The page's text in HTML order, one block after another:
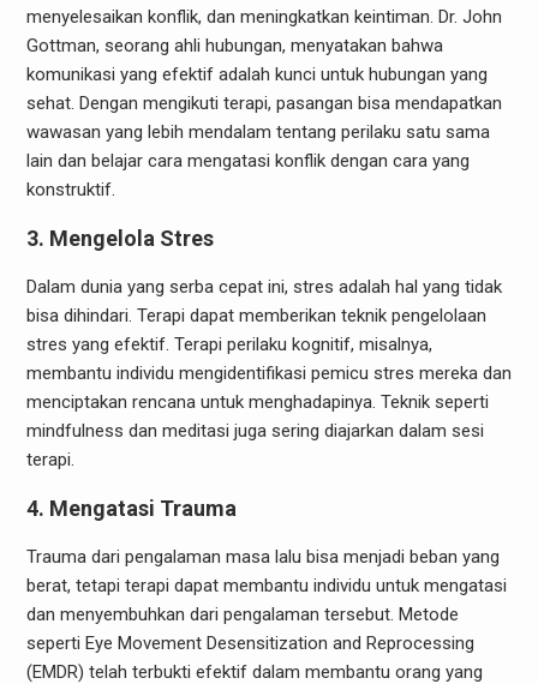
menyelesaikan konflik, dan meningkatkan keintiman. Dr. John
Gottman, seorang ahli hubungan, menyatakan bahwa
komunikasi yang efektif adalah kunci untuk hubungan yang
sehat. Dengan mengikuti terapi, pasangan bisa mendapatkan
wawasan yang lebih mendalam tentang perilaku satu sama
lain dan belajar cara mengatasi konflik dengan cara yang
konstruktif.
3. Mengelola Stres
Dalam dunia yang serba cepat ini, stres adalah hal yang tidak
bisa dihindari. Terapi dapat memberikan teknik pengelolaan
stres yang efektif. Terapi perilaku kognitif, misalnya,
membantu individu mengidentifikasi pemicu stres mereka dan
menciptakan rencana untuk menghadapinya. Teknik seperti
mindfulness dan meditasi juga sering diajarkan dalam sesi
terapi.
4. Mengatasi Trauma
Trauma dari pengalaman masa lalu bisa menjadi beban yang
berat, tetapi terapi dapat membantu individu untuk mengatasi
dan menyembuhkan dari pengalaman tersebut. Metode
seperti Eye Movement Desensitization and Reprocessing
(EMDR) telah terbukti efektif dalam membantu orang yang